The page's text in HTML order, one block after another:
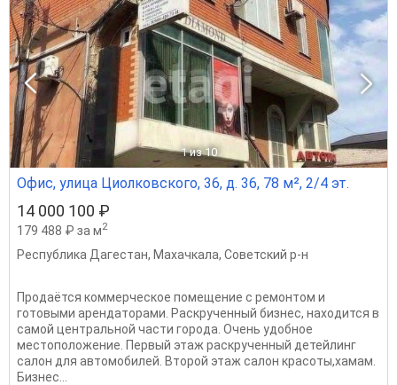
1 из 10
Офис, улица Циолковского, 36, д. 36, 78 м², 2/4 эт.
14 000 100 ₽
179 488 ₽ за м2
Республика Дагестан, Махачкала, Советский р-н
Продаётся коммерческое помещение с ремонтом и
готовыми арендаторами. Раскрученный бизнес, находится в
самой центральной части города. Очень удобное
местоположение. Первый этаж раскрученный детейлинг
салон для автомобилей. Второй этаж салон красоты,хамам.
Бизнес...